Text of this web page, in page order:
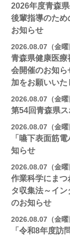
2026年度青森
後輩指導のた
お知らせ
2026.08.07（金曜
青森県健康医
会開催のお知
加をお願いいた
2026.08.07（金曜
第54回青森県
2026.08.07（金曜
「嚥下表面筋
知らせ
2026.08.07（金曜
作業科学にま
タ収集法～イ
のお知らせ
2026.08.07（金曜
「令和8年度訪